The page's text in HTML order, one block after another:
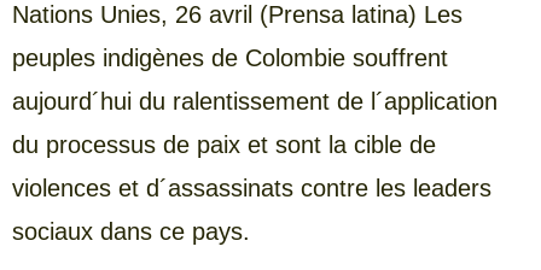
Nations Unies, 26 avril (Prensa latina) Les
peuples indigènes de Colombie souffrent
aujourd´hui du ralentissement de l´application
du processus de paix et sont la cible de
violences et d´assassinats contre les leaders
sociaux dans ce pays.